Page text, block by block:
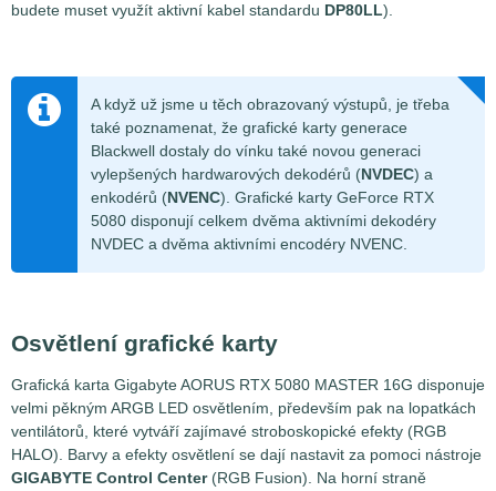
budete muset využít aktivní kabel standardu DP80LL).
A když už jsme u těch obrazovaný výstupů, je třeba
také poznamenat, že grafické karty generace
Blackwell dostaly do vínku také novou generaci
vylepšených hardwarových dekodérů (NVDEC) a
enkodérů (NVENC). Grafické karty GeForce RTX
5080 disponují celkem dvěma aktivními dekodéry
NVDEC a dvěma aktivními encodéry NVENC.
Osvětlení grafické karty
Grafická karta Gigabyte AORUS RTX 5080 MASTER 16G disponuje
velmi pěkným ARGB LED osvětlením, především pak na lopatkách
ventilátorů, které vytváří zajímavé stroboskopické efekty (RGB
HALO). Barvy a efekty osvětlení se dají nastavit za pomoci nástroje
GIGABYTE Control Center(RGB Fusion). Na horní straně